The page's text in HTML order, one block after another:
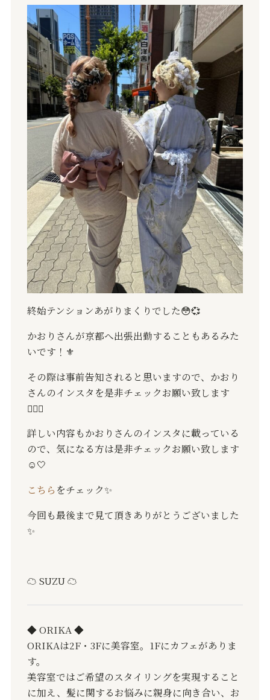
終始テンションあがりまくりでした😳💞
かおりさんが京都へ出張出勤することもあるみた
いです！ ⚜️
その際は事前告知されると思いますので、かおり
さんのインスタを是非チェックお願い致します
🙇🏻‍♂️
詳しい内容もかおりさんのインスタに載っている
ので、気になる方は是非チェックお願い致します
☺️🤍
こちら をチェック✨️
今回も最後まで見て頂きありがとうございました
✨️
☁️ SUZU ☁️
◆ ORIKA ◆
ORIKAは2F・3Fに美容室。1Fにカフェがありま
す。
美容室ではご希望のスタイリングを実現すること
に加え、髪に関するお悩みに親身に向き合い、お